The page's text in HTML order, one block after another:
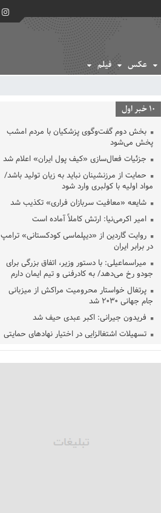
عکس فیلم
10 خبر اول
بخش دوم گفت‌وگوی پزشکیان با مردم امشب
پخش می‌شود
جزئیات فعال‌سازی «کیف پول ایران» اعلام شد
حمایت از مرزنشینان نباید به زیان تولید باشد/
مواد اولیه با کولبری وارد شود
شایعه «معافیت سربازان فراری» تکذیب شد
امیر اکرمی‌نیا: ارتش کاملاً آماده است
روایت گاردین از «دیپلماسی کودکستانی» ترامپ
در برابر ایران
میراسماعیلی: با دستور وزیر، اتفاق بزرگی برای
جودو رخ می‌دهد/ به کادرفنی و تیم ایمان دارم
پرتغال خواستار محرومیت مراکش از میزبانی
جام جهانی ۲۰۳۰ شد
فریدون جیرانی: اکبر عبدی حیف شد
تسهیلات اشتغالزایی در اختیار نهادهای حمایتی
زمان جلسه سرنوشت‌ساز هیات رئیسه
رئیس سازمان جهاد کشاورزی استان: کشاورزان